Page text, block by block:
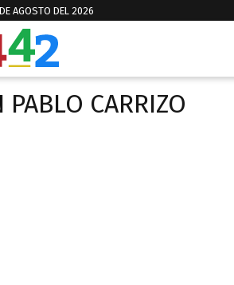
AGOSTO DEL 2026
PABLO CARRIZO